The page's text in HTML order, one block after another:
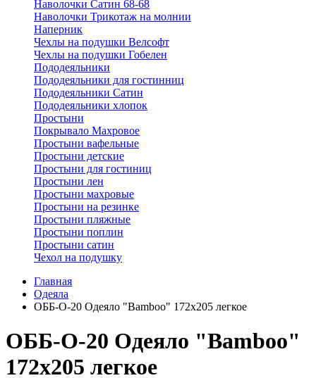
Наволочки Сатин 68-68
Наволочки Трикотаж на молнии
Наперник
Чехлы на подушки Велсофт
Чехлы на подушки Гобелен
Пододеяльники
Пододеяльники для гостинниц
Пододеяльники Сатин
Пододеяльники хлопок
Простыни
Покрывало Махровое
Простыни вафельные
Простыни детские
Простыни для гостиниц
Простыни лен
Простыни махровые
Простыни на резинке
Простыни пляжные
Простыни поплин
Простыни сатин
Чехол на подушку
Главная
Одеяла
ОББ-О-20 Одеяло "Bamboo" 172х205 легкое
ОББ-О-20 Одеяло "Bamboo"
172х205 легкое